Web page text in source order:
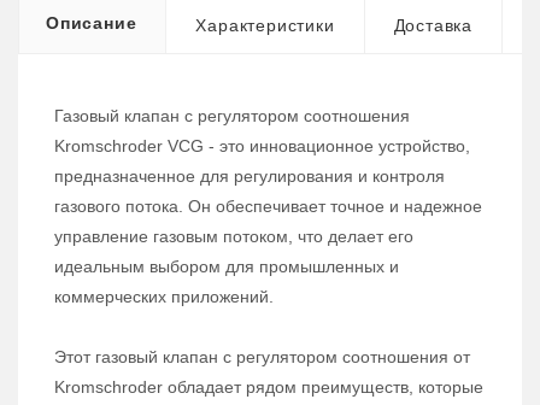
Описание Характеристики Доставка
Газовый клапан с регулятором соотношения
Kromschroder VCG - это инновационное устройство,
предназначенное для регулирования и контроля
газового потока. Он обеспечивает точное и надежное
управление газовым потоком, что делает его
идеальным выбором для промышленных и
коммерческих приложений.
Этот газовый клапан с регулятором соотношения от
Kromschroder обладает рядом преимуществ, которые